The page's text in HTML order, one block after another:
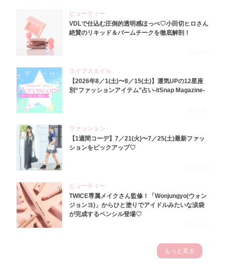
ビューティー
VDLで仕込む圧倒的透明感ほっぺ♡小田切ヒロさん
絶賛のリキッド＆バームチークを徹底解剖！
ライフスタイル
【2026年8／1(土)〜8／15(土)】運気UPの12星座
別“ファッションアイテム”占い-itSnap Magazine-
ファッション
【1週間コーデ】7／21(火)〜7／25(土)最新ファッ
ションをピックアップ♡
ビューティー
TWICE専属メイクさん監修！「Wonjungyo(ウォン
ジョンヨ)」からひと塗りでアイドルみたいな涙袋
が完成するペンシル登場♡
もっと見る